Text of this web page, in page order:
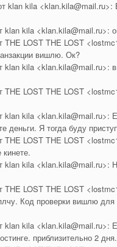
klan kila
klan kila <klan.kila@mail.ru>:
THE LOST THE LOST
вишлю. Ок?
klan kila <klan.kila@mail.ru>:
THE LOST THE LOST
klan kila <klan.kila@mail.ru>:
деньги. Я тогда буду
THE LOST THE LOST
klan kila <klan.kila@mail.ru>:
THE LOST THE LOST
Код проверки вишлю
klan kila <klan.kila@mail.ru>:
приблизительно 2 дня.